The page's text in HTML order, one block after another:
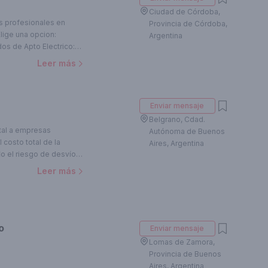
profesionales en
una opcion:
de Apto Electrico:
para hogares,
el hogar o la
en Altura:
de Viviendas: En
adaptados a tus
Techos y
calidad para
Leer más
Ciudad de Córdoba,
Provincia de Córdoba,
Argentina
a empresas
costo total de la
el riesgo de desvíos
y replanteos.
Leer más
Enviar mensaje
Belgrano, Cdad.
Autónoma de Buenos
Aires, Argentina
Enviar mensaje
Lomas de Zamora,
Provincia de Buenos
Aires, Argentina